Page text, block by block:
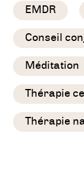
EMDR
Conseil
Méditation
Thérapie
Thérapie